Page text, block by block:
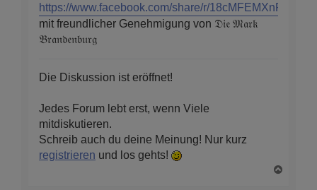
https://www.facebook.com/share/r/18cMFEMXnF/
mit freundlicher Genehmigung von 𝔇𝔦𝔢 𝔐𝔞𝔯𝔨
𝔅𝔯𝔞𝔫𝔡𝔢𝔫𝔟𝔲𝔯𝔤
Die Diskussion ist eröffnet!
Jedes Forum lebt erst, wenn Viele
mitdiskutieren.
Schreib auch du deine Meinung! Nur kurz
registrieren und los gehts!